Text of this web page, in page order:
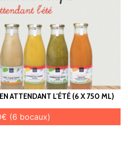
ATTENDANT L'ÉTÉ (6 X 750 ML)
(6 bocaux)